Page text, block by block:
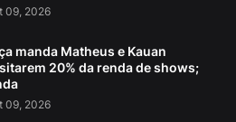
09, 2026
manda Matheus e Kauan
20% da renda de shows;
09, 2026